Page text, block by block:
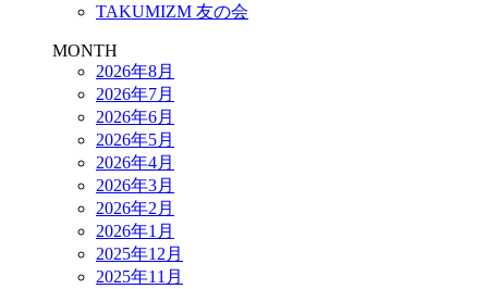
TAKUMIZM 友の会
MONTH
2026年8月
2026年7月
2026年6月
2026年5月
2026年4月
2026年3月
2026年2月
2026年1月
2025年12月
2025年11月